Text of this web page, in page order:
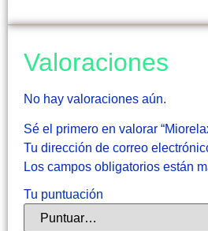
Valoraciones
No hay valoraciones aún.
Sé el primero en valorar
Tu dirección de correo
Los campos obligatorios están
Tu puntuación